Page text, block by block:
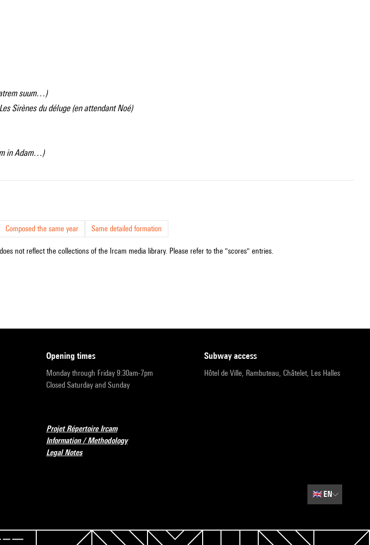
suum…)
Sirènes du déluge (en attendant Noé)
in Adam…)
Composed the same year Same detailed formation
not reflect the collections of the Ircam media library. Please refer to the "scores" entries.
opening times
Monday through Friday 9:30am-7pm
Closed Saturday and Sunday
subway access
Hôtel de Ville, Rambuteau, Châtelet, Les Halles
Projet Répertoire Ircam
Information / Methodology
Legal Notes
🇬🇧EN